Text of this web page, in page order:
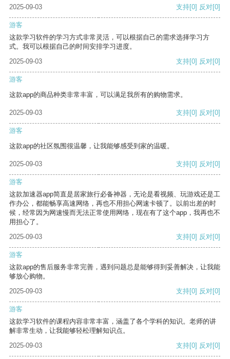
2025-09-03 支持[0] 反对[0]
游客
这款学习软件的学习方式非常灵活，可以根据自己的需求选择学习方
式。我可以根据自己的时间安排学习进度。
2025-09-03
支持[0] 反对[0]
游客
这款app的商品种类非常丰富，可以满足我所有的购物需求。
2025-09-03 支持[0] 反对[0]
游客
这款app的社区氛围很温馨，让我能够感受到家的温暖。
2025-09-03 支持[0] 反对[0]
游客
这款加速器app简直是居家旅行必备神器，无论是看视频、玩游戏还是工
作办公，都能畅享高速网络，再也不用担心网速卡顿了。以前出差的时
候，经常因为网速慢而无法正常使用网络，现在有了这个app，我再也不
用担心了。
2025-09-03
支持[0] 反对[0]
游客
这款app的售后服务非常完善，遇到问题总是能够得到妥善解决，让我能
够放心购物。
2025-09-03
支持[0] 反对[0]
游客
这款学习软件的课程内容非常丰富，涵盖了各个学科的知识。老师的讲
解非常生动，让我能够轻松理解知识点。
2025-09-03
支持[0] 反对[0]